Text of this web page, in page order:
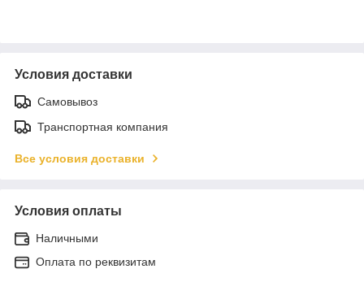
Условия доставки
Самовывоз
Транспортная компания
Все условия доставки
Условия оплаты
Наличными
Оплата по реквизитам